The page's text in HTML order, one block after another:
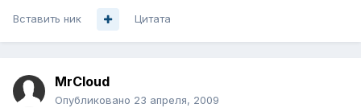
Вставить ник Цитата
MrCloud
Опубликовано 23 апреля, 2009